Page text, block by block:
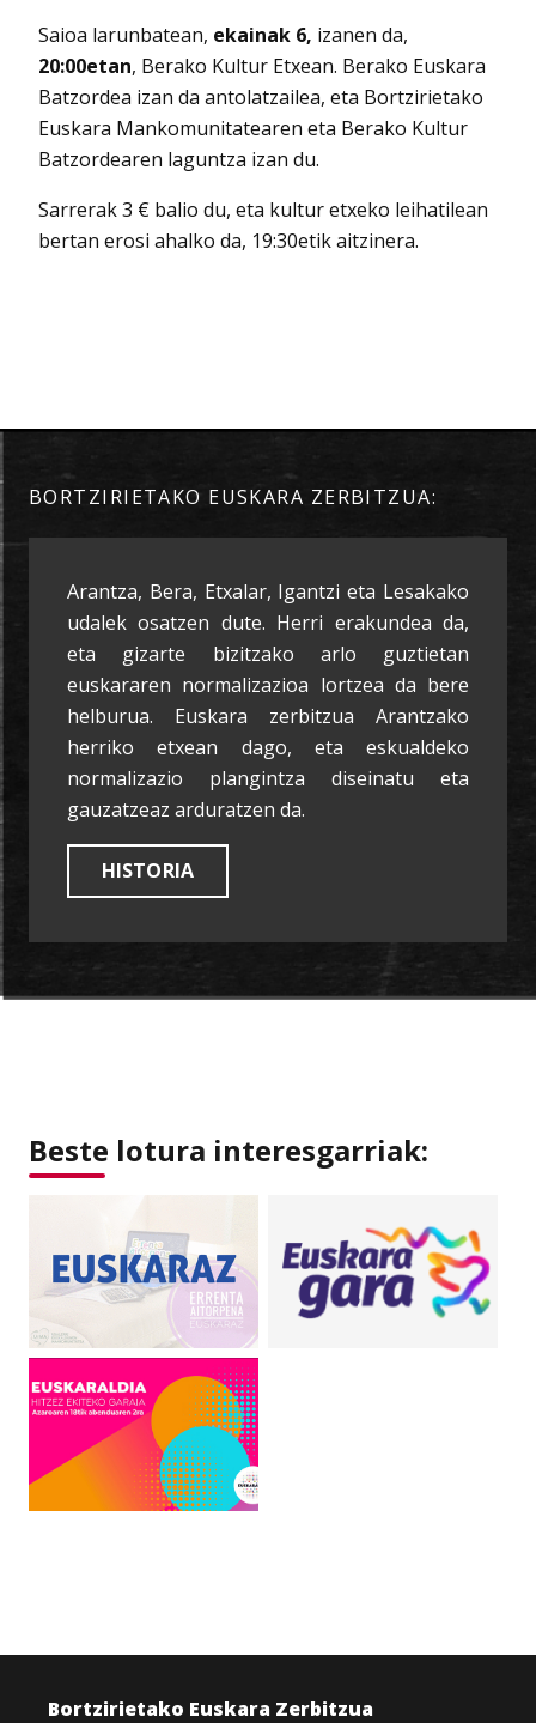
Saioa larunbatean, ekainak 6, izanen da,
20:00etan, Berako Kultur Etxean. Berako Euskara
Batzordea izan da antolatzailea, eta Bortzirietako
Euskara Mankomunitatearen eta Berako Kultur
Batzordearen laguntza izan du.
Sarrerak 3 € balio du, eta kultur etxeko leihatilean
bertan erosi ahalko da, 19:30etik aitzinera.
BORTZIRIETAKO EUSKARA ZERBITZUA:
Arantza, Bera, Etxalar, Igantzi eta Lesakako
udalek osatzen dute. Herri erakundea da,
eta gizarte bizitzako arlo guztietan
euskararen normalizazioa lortzea da bere
helburua. Euskara zerbitzua Arantzako
herriko etxean dago, eta eskualdeko
normalizazio plangintza diseinatu eta
gauzatzeaz arduratzen da.
HISTORIA
Beste lotura interesgarriak:
Bortzirietako Euskara Zerbitzua